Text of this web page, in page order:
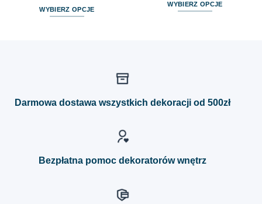
WYBIERZ OPCJE
WYBIERZ OPCJE
wybrać
Darmowa dostawa wszystkich dekoracji od 500zł
Bezpłatna pomoc dekoratorów wnętrz